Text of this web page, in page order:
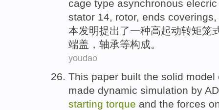
cage type asynchronous
stator 14, rotor, ends coverings,
本发明提出了一种高起动转矩笼
端盖 ， 轴承等构成。
youdao
This paper built the solid model
made dynamic simulation by
starting torque and the forces